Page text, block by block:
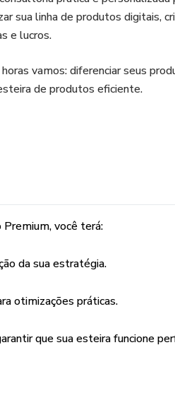
sua linha de produtos digitais,
e lucros.
vamos: diferenciar seus
de produtos eficiente.
você terá:
da sua estratégia.
otimizações práticas.
que sua esteira funcione